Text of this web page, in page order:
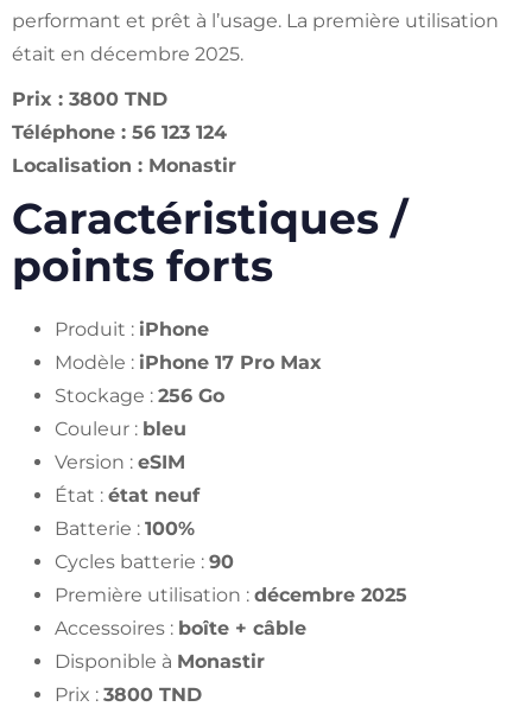
performant et prêt à l’usage. La première utilisation
était en décembre 2025.
Prix : 3800 TND
Téléphone : 56 123 124
Localisation : Monastir
Caractéristiques /
points forts
Produit : iPhone
Modèle : iPhone 17 Pro Max
Stockage : 256 Go
Couleur : bleu
Version : eSIM
État : état neuf
Batterie : 100%
Cycles batterie : 90
Première utilisation : décembre 2025
Accessoires : boîte + câble
Disponible à Monastir
Prix : 3800 TND